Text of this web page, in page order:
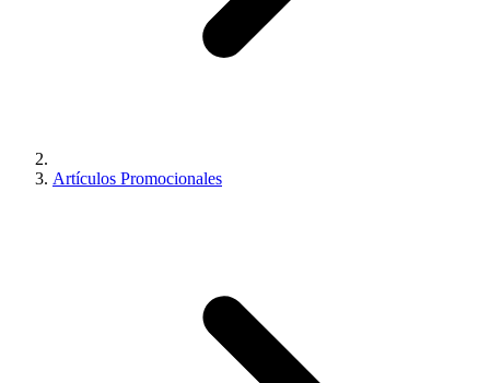
Artículos Promocionales